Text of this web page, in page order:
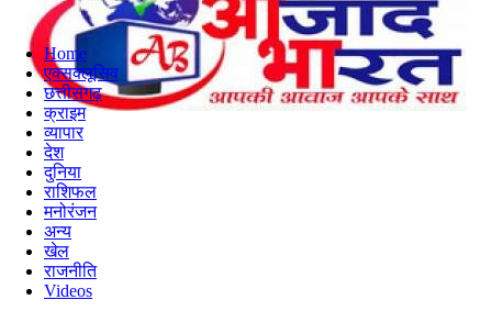
Home
एक्सक्लूसिव
छत्तीसगढ़
क्राइम
व्यापार
देश
दुनिया
राशिफल
मनोरंजन
अन्य
खेल
राजनीति
Videos